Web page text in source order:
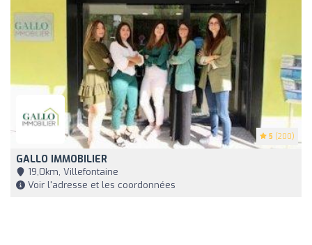
5 (200)
GALLO IMMOBILIER
19,0km, Villefontaine
Voir l'adresse et les coordonnées